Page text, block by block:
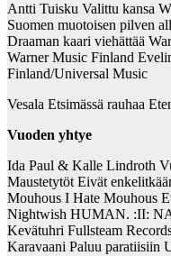
Antti Tuisku Valittu kansa
Suomen muotoisen pilven
Draaman kaari viehättää
Warner Music Finland
Finland/Universal Music
Vesala Etsimässä rauhaa
Vuoden yhtye
Ida Paul & Kalle Lindroth
Maustetytöt Eivät
Mouhous I Hate Mouhous
Nightwish HUMAN. :II:
Kevätuhri Fullsteam
Karavaani Paluu paratiisiin